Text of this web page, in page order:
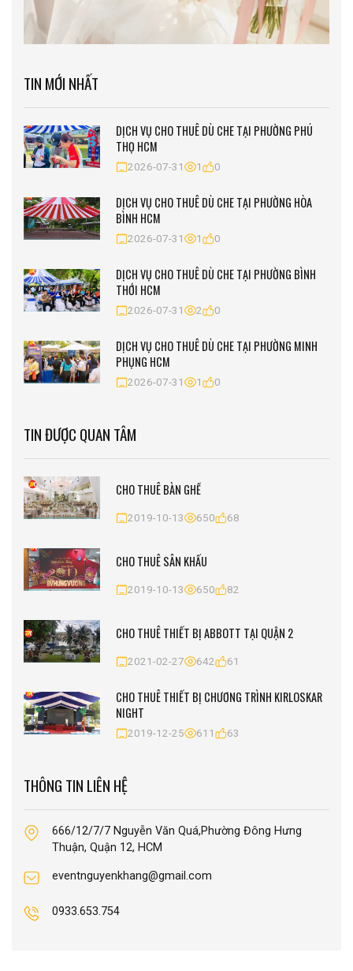
TIN MỚI NHẤT
DỊCH VỤ CHO THUÊ DÙ CHE TẠI PHƯỜNG PHÚ
THỌ HCM
2026-07-31 1 0
DỊCH VỤ CHO THUÊ DÙ CHE TẠI PHƯỜNG HÒA
BÌNH HCM
2026-07-31 1 0
DỊCH VỤ CHO THUÊ DÙ CHE TẠI PHƯỜNG BÌNH
THỚI HCM
2026-07-31 2 0
DỊCH VỤ CHO THUÊ DÙ CHE TẠI PHƯỜNG MINH
PHỤNG HCM
2026-07-31 1 0
TIN ĐƯỢC QUAN TÂM
CHO THUÊ BÀN GHẾ
2019-10-13 650 68
CHO THUÊ SÂN KHẤU
2019-10-13 650 82
CHO THUÊ THIẾT BỊ ABBOTT TẠI QUẬN 2
2021-02-27 642 61
CHO THUÊ THIẾT BỊ CHƯƠNG TRÌNH KIRLOSKAR
NIGHT
2019-12-25 611 63
THÔNG TIN LIÊN HỆ
666/12/7/7 Nguyễn Văn Quá,Phường Đông Hưng
Thuận, Quận 12, HCM
eventnguyenkhang@gmail.com
0933.653.754